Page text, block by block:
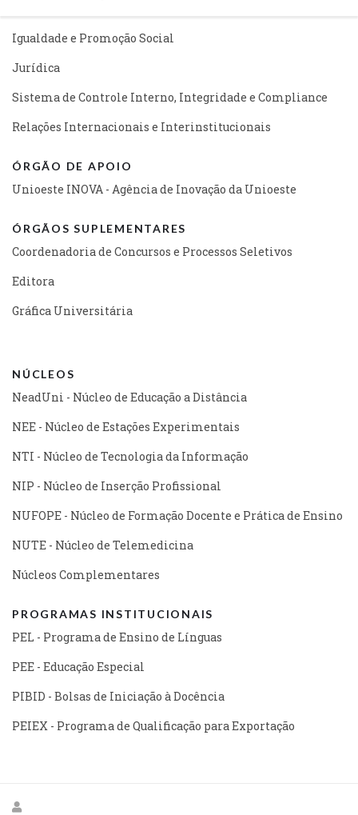
Igualdade e Promoção Social
Jurídica
Sistema de Controle Interno, Integridade e Compliance
Relações Internacionais e Interinstitucionais
ÓRGÃO DE APOIO
Unioeste INOVA - Agência de Inovação da Unioeste
ÓRGÃOS SUPLEMENTARES
Coordenadoria de Concursos e Processos Seletivos
Editora
Gráfica Universitária
NÚCLEOS
NeadUni - Núcleo de Educação a Distância
NEE - Núcleo de Estações Experimentais
NTI - Núcleo de Tecnologia da Informação
NIP - Núcleo de Inserção Profissional
NUFOPE - Núcleo de Formação Docente e Prática de Ensino
NUTE - Núcleo de Telemedicina
Núcleos Complementares
PROGRAMAS INSTITUCIONAIS
PEL - Programa de Ensino de Línguas
PEE - Educação Especial
PIBID - Bolsas de Iniciação à Docência
PEIEX - Programa de Qualificação para Exportação